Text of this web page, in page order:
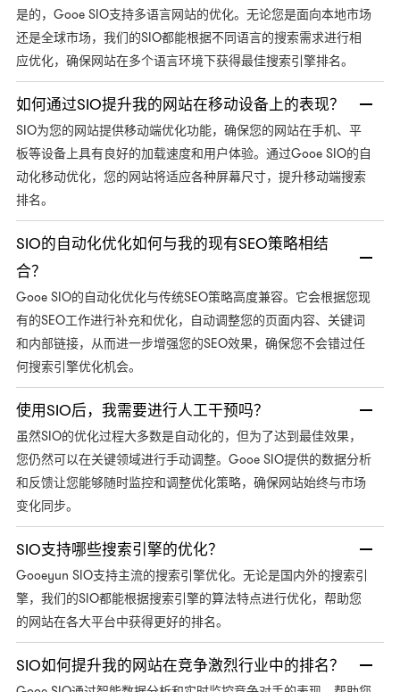
是的，Gooe SIO支持多语言网站的优化。无论您是面向本地市场
还是全球市场，我们的SIO都能根据不同语言的搜索需求进行相
应优化，确保网站在多个语言环境下获得最佳搜索引擎排名。
如何通过SIO提升我的网站在移动设备上的表现？
SIO为您的网站提供移动端优化功能，确保您的网站在手机、平
板等设备上具有良好的加载速度和用户体验。通过Gooe SIO的自
动化移动优化，您的网站将适应各种屏幕尺寸，提升移动端搜索
排名。
SIO的自动化优化如何与我的现有SEO策略相结
合？
Gooe SIO的自动化优化与传统SEO策略高度兼容。它会根据您现
有的SEO工作进行补充和优化，自动调整您的页面内容、关键词
和内部链接，从而进一步增强您的SEO效果，确保您不会错过任
何搜索引擎优化机会。
使用SIO后，我需要进行人工干预吗？
虽然SIO的优化过程大多数是自动化的，但为了达到最佳效果，
您仍然可以在关键领域进行手动调整。Gooe SIO提供的数据分析
和反馈让您能够随时监控和调整优化策略，确保网站始终与市场
变化同步。
SIO支持哪些搜索引擎的优化？
Gooeyun SIO支持主流的搜索引擎优化。无论是国内外的搜索引
擎，我们的SIO都能根据搜索引擎的算法特点进行优化，帮助您
的网站在各大平台中获得更好的排名。
SIO如何提升我的网站在竞争激烈行业中的排名？